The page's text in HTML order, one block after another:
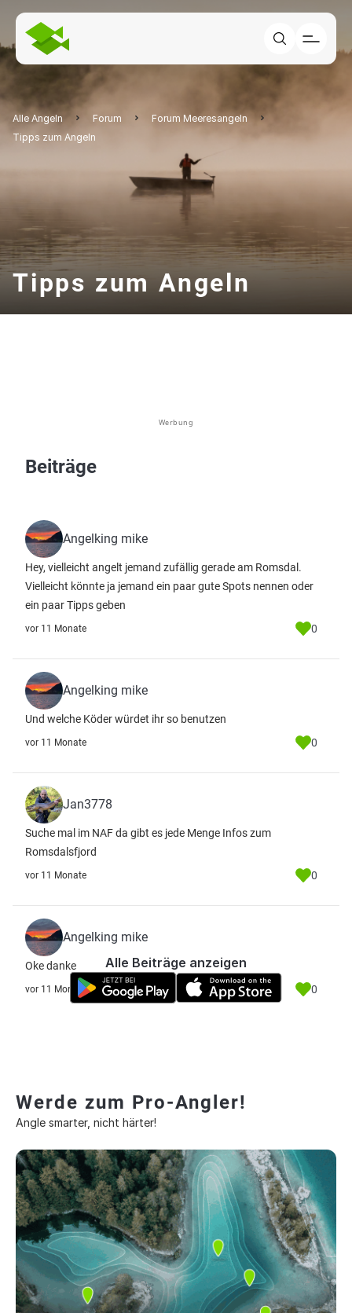
Alle Angeln Forum
Forum Meeresangeln
Tipps zum Angeln
Tipps zum Angeln
Werbung
Beiträge
Angelking mike
Hey, vielleicht angelt jemand zufällig gerade am Romsdal.
Vielleicht könnte ja jemand ein paar gute Spots nennen oder
ein paar Tipps geben
vor 11 Monate 0
Angelking mike
Und welche Köder würdet ihr so benutzen
vor 11 Monate 0
Jan3778
Suche mal im NAF da gibt es jede Menge Infos zum
Romsdalsfjord
vor 11 Monate 0
Angelking mike
Oke danke
vor 11 Monate 0
Alle Beiträge anzeigen
Werde zum Pro-Angler!
Angle smarter, nicht härter!